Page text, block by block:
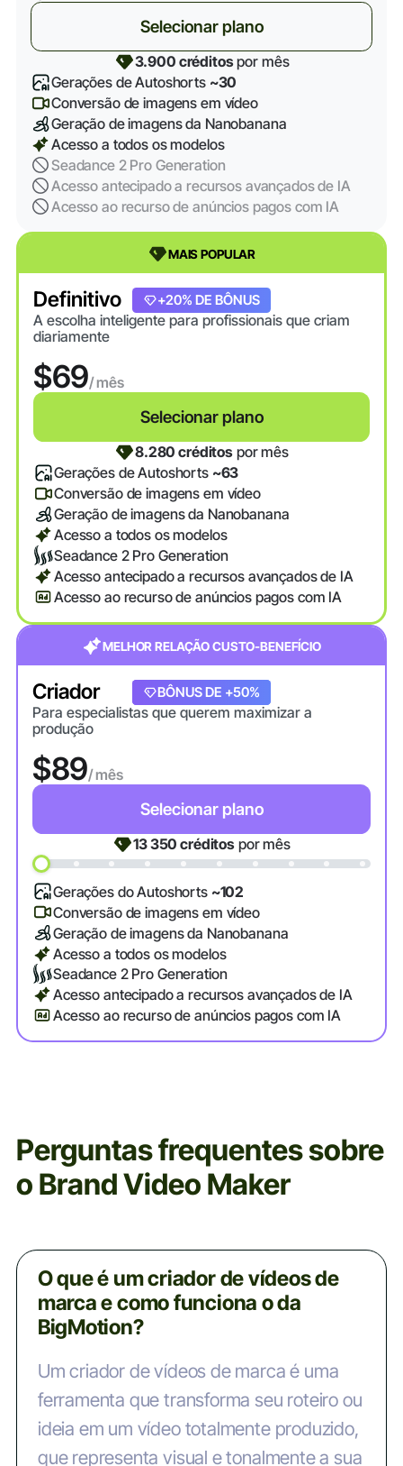
Selecionar plano
3.900 créditospor mês
Gerações de Autoshorts ~30
Conversão de imagens em vídeo
Geração de imagens da Nanobanana
Acesso a todos os modelos
Seadance 2 Pro Generation
Acesso antecipado a recursos avançados de IA
Acesso ao recurso de anúncios pagos com IA
MAIS POPULAR
Definitivo
A escolha inteligente para profissionais que criam
diariamente
$69/ mês
Selecionar plano
+20% DE BÔNUS
8.280 créditos por mês
Gerações de Autoshorts ~63
Conversão de imagens em vídeo
Geração de imagens da Nanobanana
Acesso a todos os modelos
Seadance 2 Pro Generation
Acesso antecipado a recursos avançados de IA
Acesso ao recurso de anúncios pagos com IA
MELHOR RELAÇÃO CUSTO-BENEFÍCIO
Criador
Para especialistas que querem maximizar a
produção
$89/ mês
Selecionar plano
+20% DE BÔNUS
BÔNUS DE +50%
13 350 créditos por mês
Gerações do Autoshorts ~102
Conversão de imagens em vídeo
Geração de imagens da Nanobanana
Acesso a todos os modelos
Seadance 2 Pro Generation
Acesso antecipado a recursos avançados de IA
Acesso ao recurso de anúncios pagos com IA
Perguntas frequentes sobre
o Brand Video Maker
O que é um criador de vídeos de
marca e como funciona o da
BigMotion?
Um criador de vídeos de marca é uma
ferramenta que transforma seu roteiro ou
ideia em um vídeo totalmente produzido,
que representa visual e tonalmente a sua